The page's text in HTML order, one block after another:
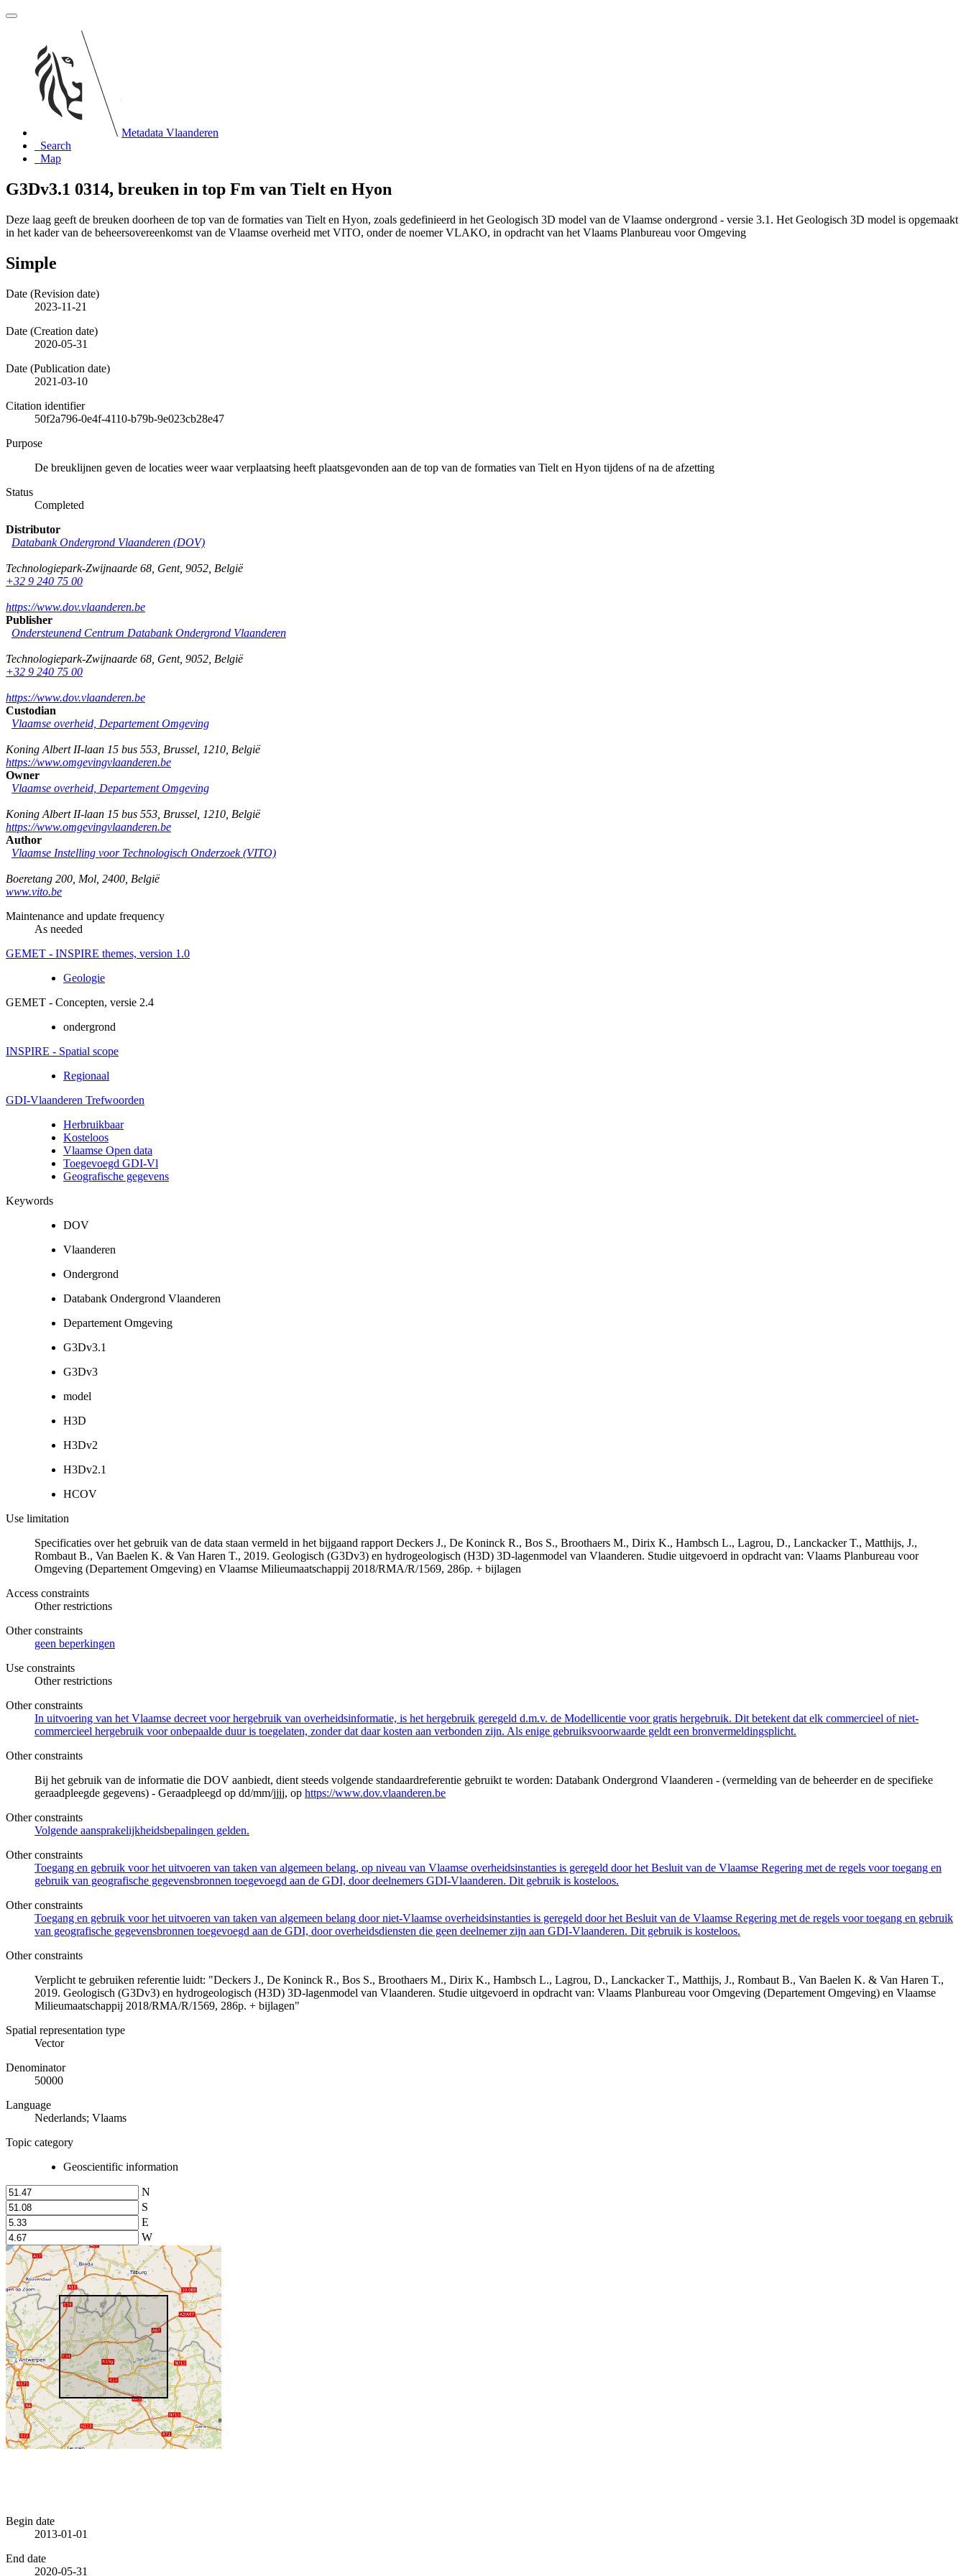
Metadata Vlaanderen
Search
Map
G3Dv3.1 0314, breuken in top Fm van Tielt en Hyon
Deze laag geeft de breuken doorheen de top van de formaties van Tielt en Hyon, zoals gedefinieerd in het Geologisch 3D model van de Vlaamse ondergrond - versie 3.1. Het Geologisch 3D model is opgemaakt
in het kader van de beheersovereenkomst van de Vlaamse overheid met VITO, onder de noemer VLAKO, in opdracht van het Vlaams Planbureau voor Omgeving
Simple
Date (Revision date)
2023-11-21
Date (Creation date)
2020-05-31
Date (Publication date)
2021-03-10
Citation identifier
50f2a796-0e4f-4110-b79b-9e023cb28e47
Purpose
De breuklijnen geven de locaties weer waar verplaatsing heeft plaatsgevonden aan de top van de formaties van Tielt en Hyon tijdens of na de afzetting
Status
Completed
Distributor
Databank Ondergrond Vlaanderen (DOV)
Technologiepark-Zwijnaarde 68 Gent, 9052 België
+32 9 240 75 00
https://www.dov.vlaanderen.be
Publisher
Ondersteunend Centrum Databank Ondergrond Vlaanderen
Technologiepark-Zwijnaarde 68 Gent, 9052 België
+32 9 240 75 00
https://www.dov.vlaanderen.be
Custodian
Vlaamse overheid, Departement Omgeving
Koning Albert II-laan 15 bus 553 Brussel 1210 België
https://www.omgevingvlaanderen.be
Owner
Vlaamse overheid, Departement Omgeving
Koning Albert II-laan 15 bus 553 Brussel 1210 België
https://www.omgevingvlaanderen.be
Author
Vlaamse Instelling voor Technologisch Onderzoek (VITO)
Boeretang 200 Mol 2400 België
www.vito.be
Maintenance and update frequency
As needed
GEMET - INSPIRE themes, version 1.0
Geologie
GEMET - Concepten, versie 2.4
ondergrond
INSPIRE - Spatial scope
Regionaal
GDI-Vlaanderen Trefwoorden
Herbruikbaar
Kosteloos
Vlaamse Open data
Toegevoegd GDI-Vl
Geografische gegevens
Keywords
DOV
Vlaanderen
Ondergrond
Databank Ondergrond Vlaanderen
Departement Omgeving
G3Dv3.1
G3Dv3
model
H3D
H3Dv2
H3Dv2.1
HCOV
Use limitation
Specificaties over het gebruik van de data staan vermeld in het bijgaand rapport Deckers J., De Koninck R., Bos S., Broothaers M., Dirix K., Hambsch L., Lagrou, D., Lanckacker T., Matthijs, J.,
Rombaut B., Van Baelen K. & Van Haren T., 2019. Geologisch (G3Dv3) en hydrogeologisch (H3D) 3D-lagenmodel van Vlaanderen. Studie uitgevoerd in opdracht van: Vlaams Planbureau voor
Omgeving (Departement Omgeving) en Vlaamse Milieumaatschappij 2018/RMA/R/1569, 286p. + bijlagen
Access constraints
Other restrictions
Other constraints
geen beperkingen
Use constraints
Other restrictions
Other constraints
In uitvoering van het Vlaamse decreet voor hergebruik van overheidsinformatie, is het hergebruik geregeld d.m.v. de Modellicentie voor gratis hergebruik. Dit betekent dat elk commercieel of niet-
commercieel hergebruik voor onbepaalde duur is toegelaten, zonder dat daar kosten aan verbonden zijn. Als enige gebruiksvoorwaarde geldt een bronvermeldingsplicht.
Other constraints
Bij het gebruik van de informatie die DOV aanbiedt, dient steeds volgende standaardreferentie gebruikt te worden: Databank Ondergrond Vlaanderen - (vermelding van de beheerder en de specifieke
geraadpleegde gegevens) - Geraadpleegd op dd/mm/jjjj, op https://www.dov.vlaanderen.be
Other constraints
Volgende aansprakelijkheidsbepalingen gelden.
Other constraints
Toegang en gebruik voor het uitvoeren van taken van algemeen belang, op niveau van Vlaamse overheidsinstanties is geregeld door het Besluit van de Vlaamse Regering met de regels voor toegang en
gebruik van geografische gegevensbronnen toegevoegd aan de GDI, door deelnemers GDI-Vlaanderen. Dit gebruik is kosteloos.
Other constraints
Toegang en gebruik voor het uitvoeren van taken van algemeen belang door niet-Vlaamse overheidsinstanties is geregeld door het Besluit van de Vlaamse Regering met de regels voor toegang en gebruik
van geografische gegevensbronnen toegevoegd aan de GDI, door overheidsdiensten die geen deelnemer zijn aan GDI-Vlaanderen. Dit gebruik is kosteloos.
Other constraints
Verplicht te gebruiken referentie luidt: "Deckers J., De Koninck R., Bos S., Broothaers M., Dirix K., Hambsch L., Lagrou, D., Lanckacker T., Matthijs, J., Rombaut B., Van Baelen K. & Van Haren T.,
2019. Geologisch (G3Dv3) en hydrogeologisch (H3D) 3D-lagenmodel van Vlaanderen. Studie uitgevoerd in opdracht van: Vlaams Planbureau voor Omgeving (Departement Omgeving) en Vlaamse
Milieumaatschappij 2018/RMA/R/1569, 286p. + bijlagen"
Spatial representation type
Vector
Denominator
50000
Language
Nederlands; Vlaams
Topic category
Geoscientific information
N
S
E
W
Begin date
2013-01-01
End date
2020-05-31